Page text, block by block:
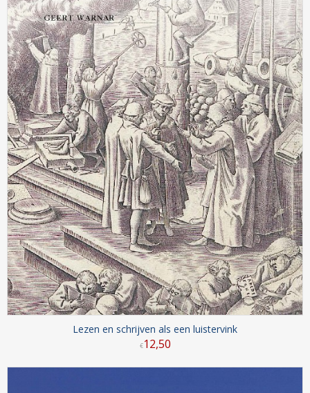
Lezen en schrijven als een luistervink
€12,50